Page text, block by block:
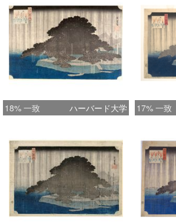
18% 一致 ハーバード大学 17% 一致